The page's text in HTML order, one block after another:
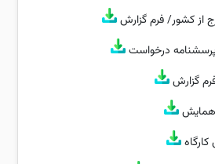
از کشور/ فرم گزارش
درخواست
گزارش
همایش